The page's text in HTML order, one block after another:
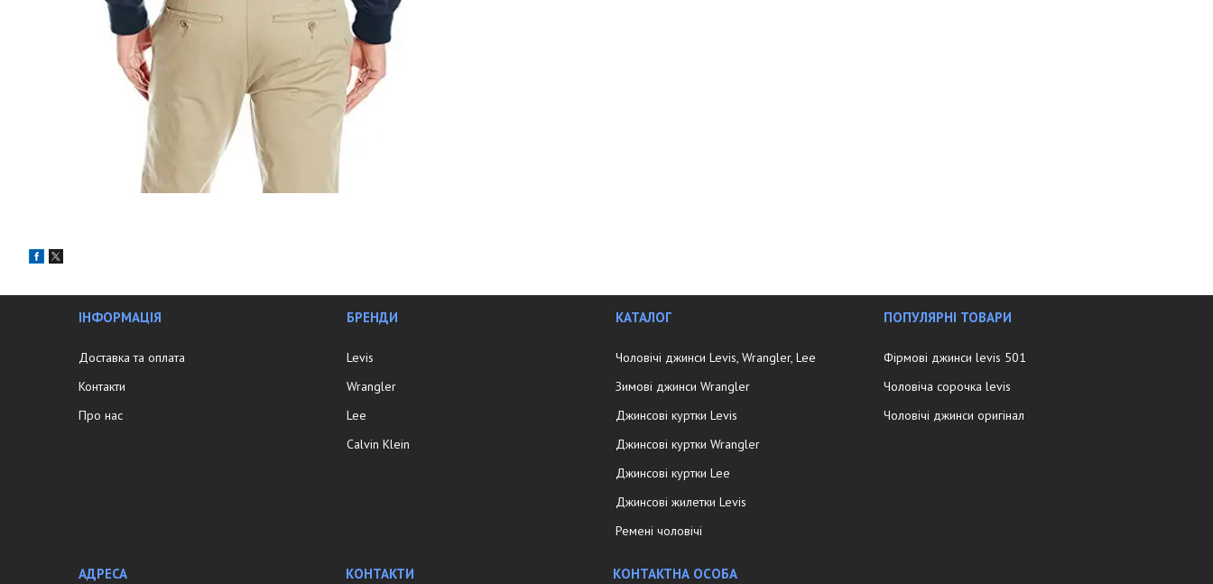
ІНФОРМАЦІЯ
Доставка та оплата
Контакти
Про нас
БРЕНДИ
Levis
Wrangler
Lee
Calvin Klein
КАТАЛОГ
Чоловічі джинси Levis, Wrangler, Lee
Зимові джинси Wrangler
Джинсові куртки Levis
Джинсові куртки Wrangler
Джинсові куртки Lee
Джинсові жилетки Levis
Ремені чоловічі
ПОПУЛЯРНІ ТОВАРИ
Фірмові джинси levis 501
Чоловіча сорочка levis
Чоловічі джинси оригінал